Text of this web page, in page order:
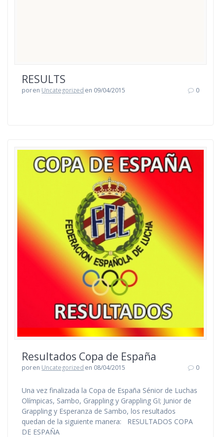
RESULTS
poren Uncategorized en 09/04/2015 0
Resultados Copa de España
poren Uncategorized en 08/04/2015 0
Una vez finalizada la Copa de España Sénior de Luchas
Olímpicas, Sambo, Grappling y Grappling GI; Junior de
Grappling y Esperanza de Sambo, los resultados
quedan de la siguiente manera: RESULTADOS COPA
DE ESPAÑA